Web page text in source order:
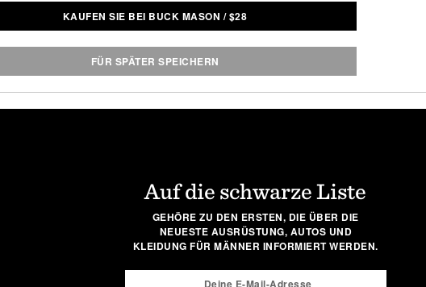
KAUFEN SIE BEI BUCK MASON /$28
FÜR SPÄTER SPEICHERN
Auf die schwarze Liste
GEHÖRE ZU DEN ERSTEN, DIE ÜBER DIE
NEUESTE AUSRÜSTUNG, AUTOS UND
KLEIDUNG FÜR MÄNNER INFORMIERT WERDEN.